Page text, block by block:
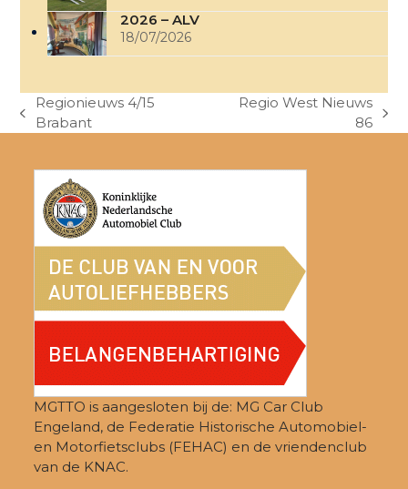
2026 – ALV
18/07/2026
previous
Regionieuws 4/15
Brabant
Regio West Nieuws
86
MGTTO is aangesloten bij de: MG Car Club
Engeland, de Federatie Historische Automobiel-
en Motorfietsclubs (FEHAC) en de vriendenclub
van de KNAC.